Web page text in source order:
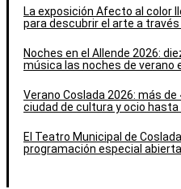
La exposición Afecto al color
para descubrir el arte a
Noches en el Allende 2026:
música las noches de verano
Verano Coslada 2026: más
ciudad de cultura y ocio
El Teatro Municipal de
programación especial